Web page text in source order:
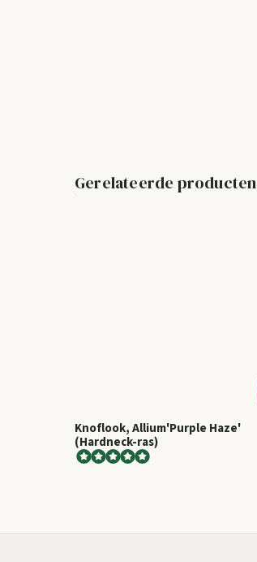
Gerelateerde producten
Knoflook, Allium'Purple Haze'
(Hardneck-ras)